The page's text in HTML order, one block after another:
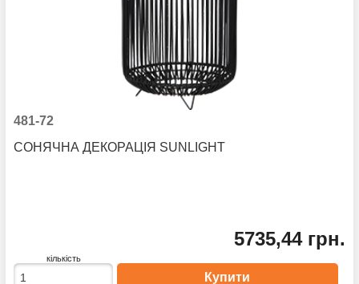
481-72
СОНЯЧНА ДЕКОРАЦІЯ SUNLIGHT
5735,44 грн.
кількість